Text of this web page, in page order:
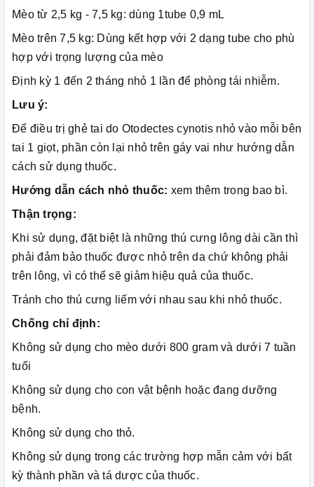
Mèo từ 2,5 kg - 7,5 kg: dùng 1tube 0,9 mL
Mèo trên 7,5 kg: Dùng kết hợp với 2 dạng tube cho phù
hợp với trọng lượng của mèo
Định kỳ 1 đến 2 tháng nhỏ 1 lần để phòng tái nhiễm.
Lưu ý:
Để điều trị ghẻ tai do Otodectes cynotis nhỏ vào mỗi bên
tai 1 giọt, phần còn lại nhỏ trên gáy vai như hướng dẫn
cách sử dụng thuốc.
Hướng dẫn cách nhỏ thuốc: xem thêm trong bao bì.
Thận trọng:
Khi sử dụng, đặt biệt là những thú cưng lông dài cần thì
phải đảm bảo thuốc được nhỏ trên da chứ không phải
trên lông, vì có thể sẽ giảm hiệu quả của thuốc.
Tránh cho thú cưng liếm với nhau sau khi nhỏ thuốc.
Chống chỉ định:
Không sử dụng cho mèo dưới 800 gram và dưới 7 tuần
tuổi
Không sử dụng cho con vật bệnh hoặc đang dưỡng
bệnh.
Không sử dụng cho thỏ.
Không sử dụng trong các trường hợp mẫn cảm với bất
kỳ thành phần và tá dược của thuốc.